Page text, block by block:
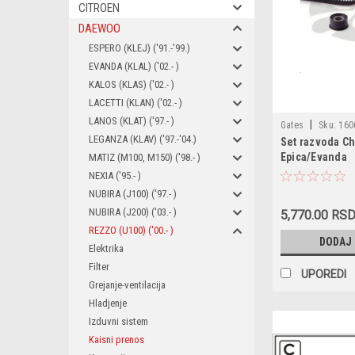
CITROEN
DAEWOO
ESPERO (KLEJ) ('91.-'99.)
EVANDA (KLAL) ('02.- )
KALOS (KLAS) ('02.- )
LACETTI (KLAN) ('02.- )
LANOS (KLAT) ('97.- )
LEGANZA (KLAV) ('97.-'04.)
MATIZ (M100, M150) ('98.- )
NEXIA ('95.- )
NUBIRA (J100) ('97.- )
NUBIRA (J200) ('03.- )
REZZO (U100) ('00.- )
Elektrika
Filter
Grejanje-ventilacija
Hladjenje
Izduvni sistem
Kaisni prenos
Gates Sku:
93174260 /
530004910 /
Set razvoda
Epica/Evanda
2.0,Lacetti/
2.0 16v,Nubira
16v,Tacuma/
Astra F/
2.0 16v
5,770.00 RSD
DODAJ
UPOREDI